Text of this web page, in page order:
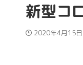
新型コ
2020年4月15日